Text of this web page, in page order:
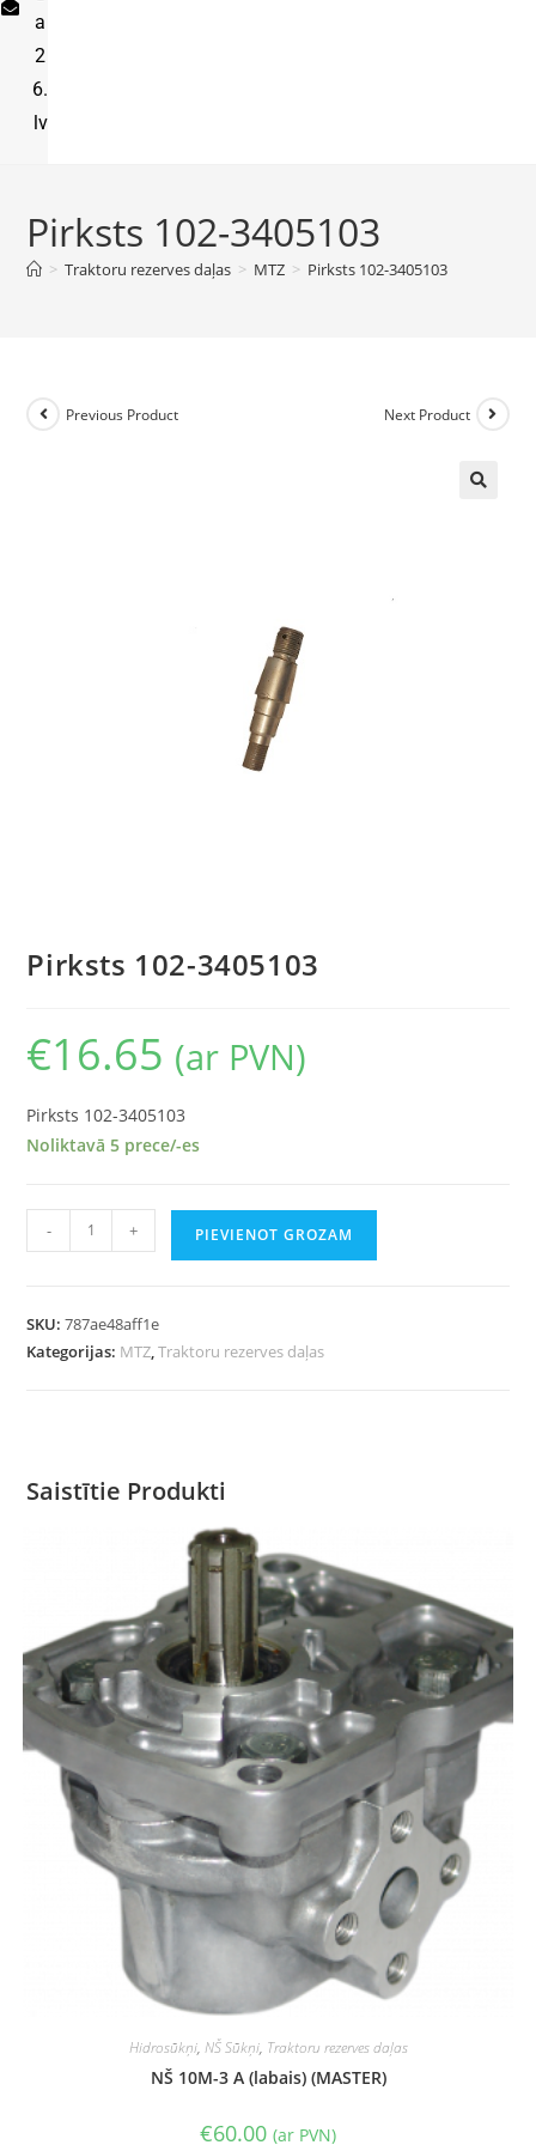
a
2
6.
lv
Pirksts 102-3405103
> Traktoru rezerves daļas > MTZ > Pirksts 102-3405103
Previous Product Next Product
Pirksts 102-3405103
€16.65 (ar PVN)
Pirksts 102-3405103
Noliktavā 5 prece/-es
- + PIEVIENOT GROZAM
SKU:787ae48aff1e
Kategorijas: MTZ,Traktoru rezerves daļas
Saistītie Produkti
Hidrosūkņi, NŠ Sūkņi, Traktoru rezerves daļas
NŠ 10M-3 A (labais) (MASTER)
€60.00 (ar PVN)